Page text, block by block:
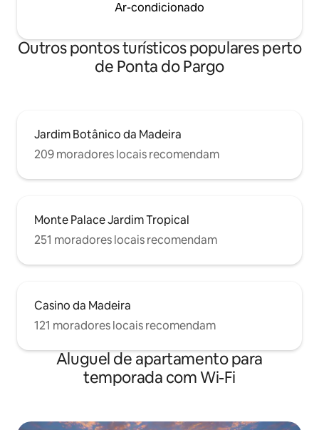
Ar-condicionado
Outros pontos turísticos populares perto
de Ponta do Pargo
Jardim Botânico da Madeira
209 moradores locais recomendam
Monte Palace Jardim Tropical
251 moradores locais recomendam
Casino da Madeira
121 moradores locais recomendam
Aluguel de apartamento para
temporada com Wi-Fi